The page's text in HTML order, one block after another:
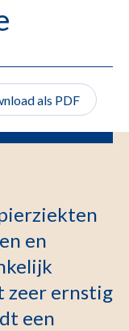
als PDF
en
zeer ernstig
een